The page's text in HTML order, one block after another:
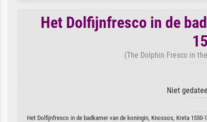
Het Dolfijnfresco in de
(The Dolphin Fresco in
Niet
Het Dolfijnfresco in de badkamer van de koningin, Knossos, Kreta